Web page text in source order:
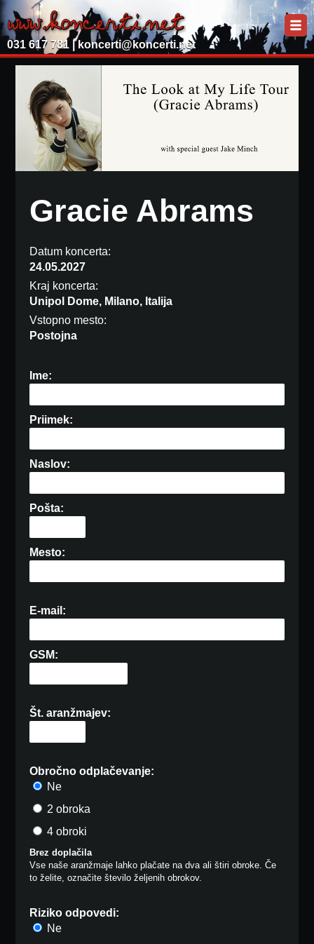
031 617 781 | koncerti@koncerti.net
Gracie Abrams
Datum koncerta:
24.05.2027
Kraj koncerta:
Unipol Dome, Milano, Italija
Vstopno mesto:
Postojna
Ime:
Priimek:
Naslov:
Pošta:
Mesto:
E-mail:
GSM:
Št. aranžmajev:
Obročno odplačevanje:
Ne
2 obroka
4 obroki
Brez doplačila
Vse naše aranžmaje lahko plačate na dva ali štiri obroke. Če
to želite, označite število željenih obrokov.
Riziko odpovedi:
Ne